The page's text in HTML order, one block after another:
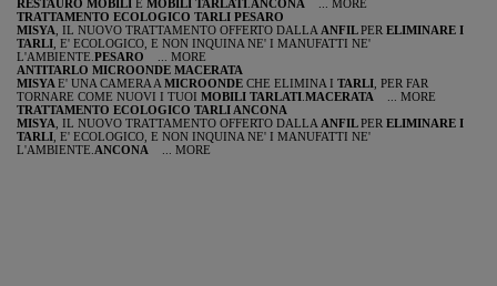
RESTAURO MOBILI E MOBILI TARLATI ANCONA
... MORE
TRATTAMENTO ECOLOGICO TARLI PESARO
MISYA , IL NUOVO TRATTAMENTO OFFERTO DALLA ANFILPER ELIMINARE I
TARLI , E' ECOLOGICO, E NON INQUINA NE' I MANUFATTI NE'
L'AMBIENTE. PESARO
... MORE
ANTITARLO MICROONDE MACERATA
MISYA E' UNA CAMERA A MICROONDE CHE ELIMINA I TARLI , PER FAR
TORNARE COME NUOVI I TUOI MOBILI TARLATI MACERATA
... MORE
TRATTAMENTO ECOLOGICO TARLI ANCONA
MISYA , IL NUOVO TRATTAMENTO OFFERTO DALLA ANFILPER ELIMINARE I
TARLI , E' ECOLOGICO, E NON INQUINA NE' I MANUFATTI NE'
L'AMBIENTE. ANCONA ... MORE